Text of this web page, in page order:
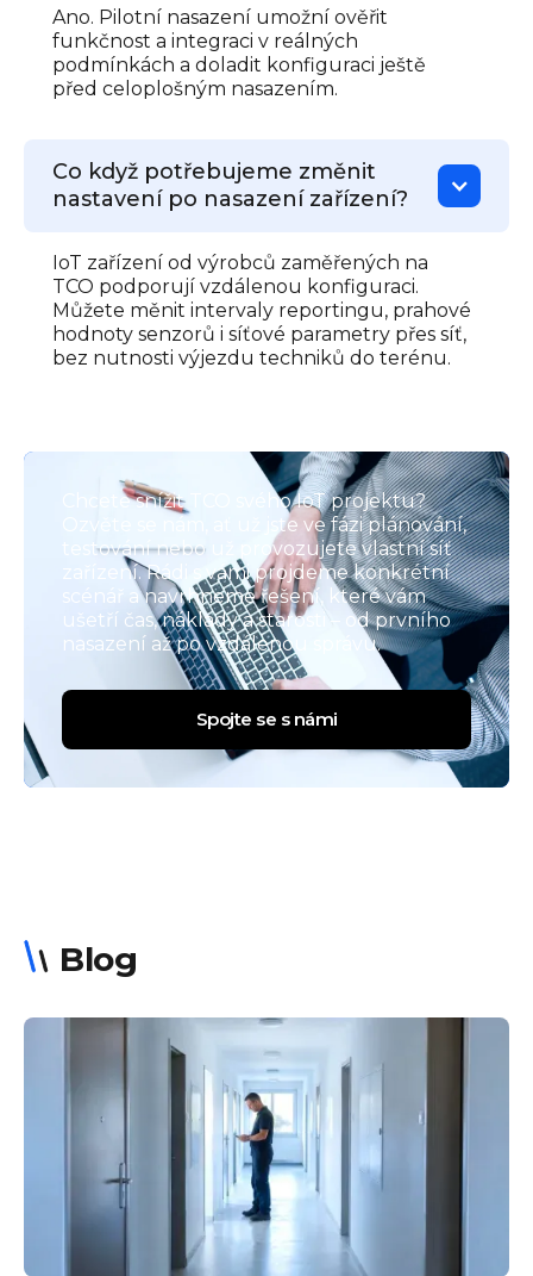
Ano. Pilotní nasazení umožní ověřit
funkčnost a integraci v reálných
podmínkách a doladit konfiguraci ještě
před celoplošným nasazením.
Co když potřebujeme změnit
nastavení po nasazení zařízení?
IoT zařízení od výrobců zaměřených na
TCO podporují vzdálenou konfiguraci.
Můžete měnit intervaly reportingu, prahové
hodnoty senzorů i síťové parametry přes síť,
bez nutnosti výjezdu techniků do terénu.
Chcete snížit TCO svého IoT projektu?
Ozvěte se nám, ať už jste ve fázi plánování,
testování nebo už provozujete vlastní síť
zařízení. Rádi s vámi projdeme konkrétní
scénář a navrhneme řešení, které vám
ušetří čas, náklady a starosti – od prvního
nasazení až po vzdálenou správu.
Spojte se s námi
Blog